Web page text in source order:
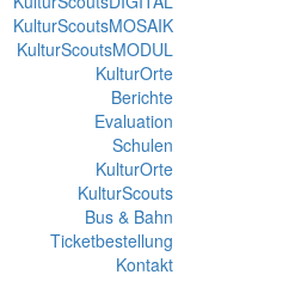
KulturScoutsMOSAIK
KulturScoutsMODUL
KulturOrte
Berichte
Evaluation
Schulen
KulturOrte
KulturScouts
Bus & Bahn
Ticketbestellung
Kontakt